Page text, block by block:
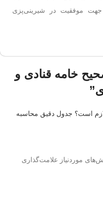
موفقیت در شیرینی‌پزی
خامه قنادی و
”
است؟ جدول دقیق محاسبه
موردنیاز علامت‌گذاری